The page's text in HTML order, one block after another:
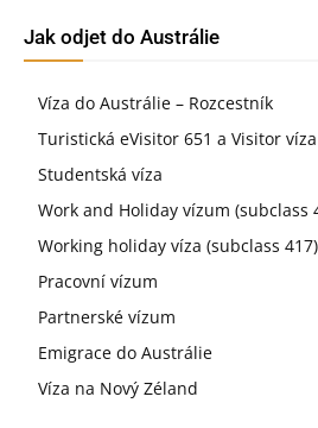
Jak odjet do Austrálie
Víza do Austrálie – Rozcestník
Turistická eVisitor 651 a Visitor
Studentská víza
Work and Holiday vízum (subclass
Working holiday víza (subclass 417)
Pracovní vízum
Partnerské vízum
Emigrace do Austrálie
Víza na Nový Zéland